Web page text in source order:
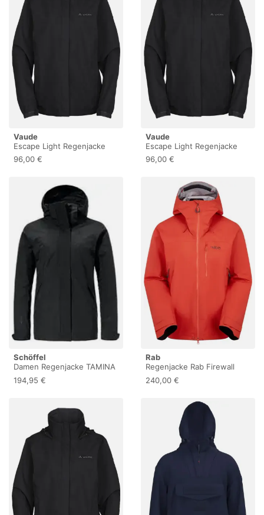
Vaude
Escape Light Regenjacke
Damen schwarz
96,00 €
Vaude
Escape Light Regenjacke
Damen schwarz
96,00 €
Schöffel
Damen Regenjacke TAMINA
38
194,95 €
Rab
Regenjacke Rab Firewall
Mountain
240,00 €